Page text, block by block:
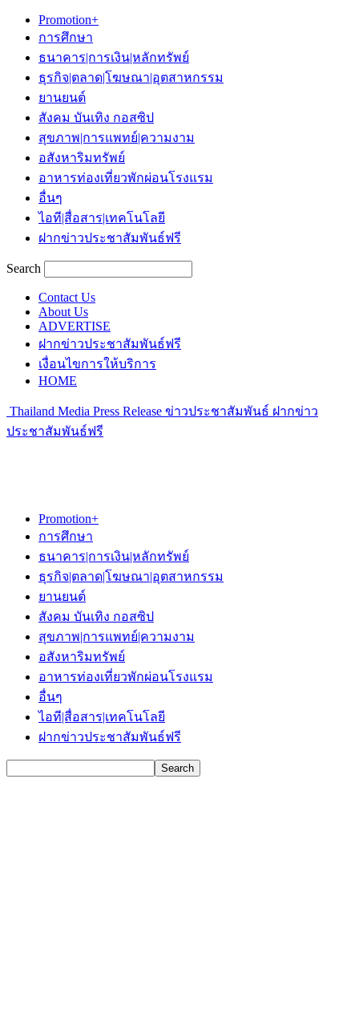
Promotion+
การศึกษา
ธนาคาร|การเงิน|หลักทรัพย์
ธุรกิจ|ตลาด|โฆษณา|อุตสาหกรรม
ยานยนต์
สังคม บันเทิง กอสซิป
สุขภาพ|การแพทย์|ความงาม
อสังหาริมทรัพย์
อาหารท่องเที่ยวพักผ่อนโรงแรม
อื่นๆ
ไอที|สื่อสาร|เทคโนโลยี
ฝากข่าวประชาสัมพันธ์ฟรี
Search
Contact Us
About Us
ADVERTISE
ฝากข่าวประชาสัมพันธ์ฟรี
เงื่อนไขการให้บริการ
HOME
Thailand Media Press Release ข่าวประชาสัมพันธ์ ฝากข่าว
ประชาสัมพันธ์ฟรี
Promotion+
การศึกษา
ธนาคาร|การเงิน|หลักทรัพย์
ธุรกิจ|ตลาด|โฆษณา|อุตสาหกรรม
ยานยนต์
สังคม บันเทิง กอสซิป
สุขภาพ|การแพทย์|ความงาม
อสังหาริมทรัพย์
อาหารท่องเที่ยวพักผ่อนโรงแรม
อื่นๆ
ไอที|สื่อสาร|เทคโนโลยี
ฝากข่าวประชาสัมพันธ์ฟรี